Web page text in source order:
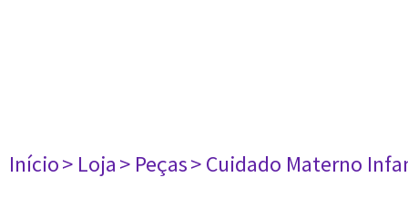
Início> Loja> Peças> Cuidado Materno